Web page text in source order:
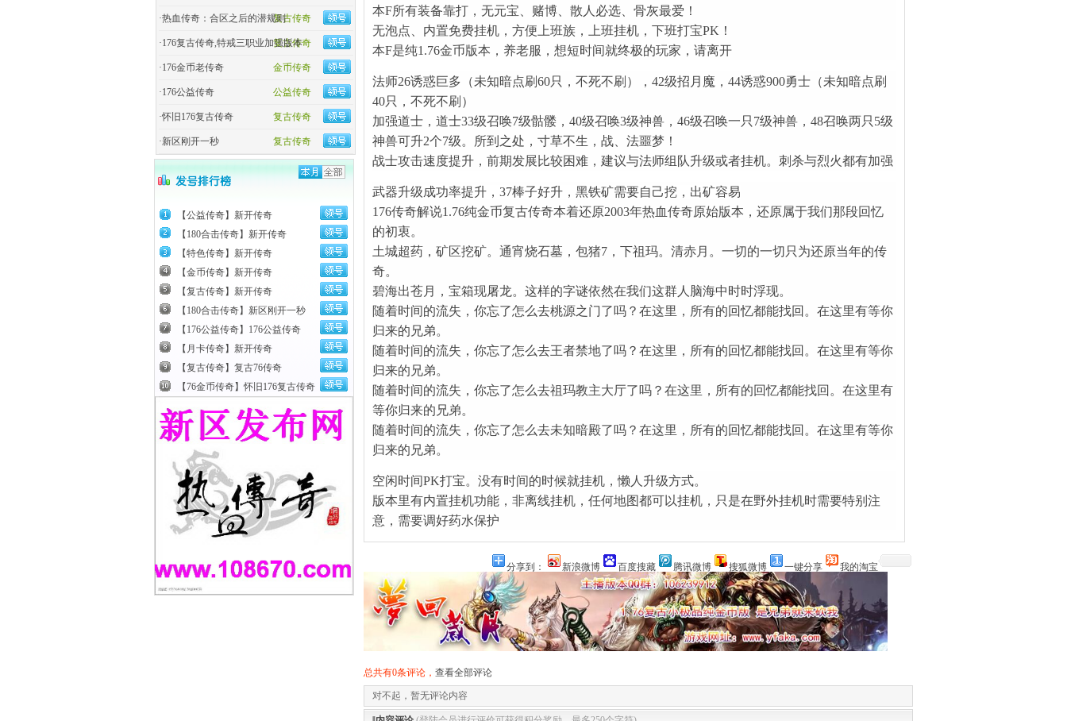
复古传奇
·热血传奇：合区之后的潜规则
复古传奇
·176复古传奇,特戒三职业加强版本
金币传奇
·176金币老传奇
公益传奇
·176公益传奇
复古传奇
·怀旧176复古传奇
复古传奇
·新区刚开一秒
【公益传奇】新开传奇
【180合击传奇】新开传奇
【特色传奇】新开传奇
【金币传奇】新开传奇
【复古传奇】新开传奇
【180合击传奇】新区刚开一秒
【176公益传奇】176公益传奇
【月卡传奇】新开传奇
【复古传奇】复古76传奇
【76金币传奇】怀旧176复古传奇
本F所有装备靠打，无元宝、赌博、散人必选、骨灰最爱！
无泡点、内置免费挂机，方便上班族，上班挂机，下班打宝PK！
本F是纯1.76金币版本，养老服，想短时间就终极的玩家，请离开
法师26诱惑巨多（未知暗点刷60只，不死不刷），42级招月魔，44诱惑900勇士（未知暗点刷
40只，不死不刷）
加强道士，道士33级召唤7级骷髅，40级召唤3级神兽，46级召唤一只7级神兽，48召唤两只5级
神兽可升2个7级。所到之处，寸草不生，战、法噩梦！
战士攻击速度提升，前期发展比较困难，建议与法师组队升级或者挂机。刺杀与烈火都有加强
武器升级成功率提升，37棒子好升，黑铁矿需要自己挖，出矿容易
176传奇解说1.76纯金币复古传奇本着还原2003年热血传奇原始版本，还原属于我们那段回忆
的初衷。
土城超药，矿区挖矿。通宵烧石墓，包猪7，下祖玛。清赤月。一切的一切只为还原当年的传
奇。
碧海出苍月，宝箱现屠龙。这样的字谜依然在我们这群人脑海中时时浮现。
随着时间的流失，你忘了怎么去桃源之门了吗？在这里，所有的回忆都能找回。在这里有等你
归来的兄弟。
随着时间的流失，你忘了怎么去王者禁地了吗？在这里，所有的回忆都能找回。在这里有等你
归来的兄弟。
随着时间的流失，你忘了怎么去祖玛教主大厅了吗？在这里，所有的回忆都能找回。在这里有
等你归来的兄弟。
随着时间的流失，你忘了怎么去未知暗殿了吗？在这里，所有的回忆都能找回。在这里有等你
归来的兄弟。
空闲时间PK打宝。没有时间的时候就挂机，懒人升级方式。
版本里有内置挂机功能，非离线挂机，任何地图都可以挂机，只是在野外挂机时需要特别注
意，需要调好药水保护
分享到： 新浪微博 百度搜藏 腾讯微博 搜狐微博 一键分享 我的淘宝
总共有0条评论， 查看全部评论
对不起，暂无评论内容